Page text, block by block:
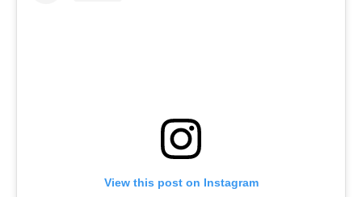
View this post on Instagram